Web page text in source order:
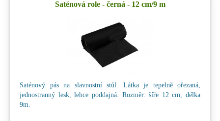
Saténová role - černá - 12 cm/9 m
Saténový pás na slavnostní stůl. Látka je tepelně ořezaná,
jednostranný lesk, lehce poddajná. Rozměr: šíře 12 cm, délka
9m.